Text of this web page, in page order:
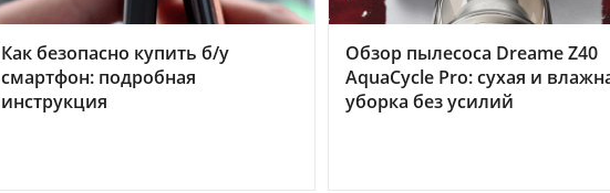
Как безопасно купить б/у
смартфон: подробная
инструкция
Обзор пылесоса Dreame Z40
AquaCycle Pro: сухая и
уборка без усилий